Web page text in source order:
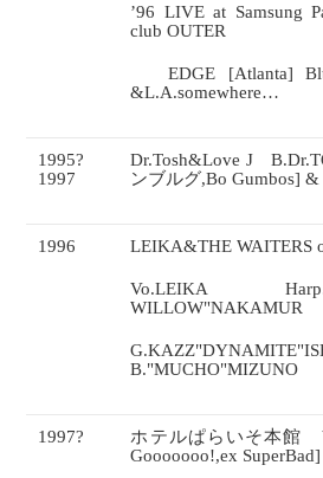
’96 LIVE at Samsung
club OUTER
EDGE [Atlanta]
&L.A.somewhere…
1995?
1997
Dr.Tosh&Love J
ンブルグ,Bo Gumbos] &
1996 LEIKA&THE WAITERS
Vo.LEIKA
WILLOW"NAKAMUR
B."MUCHO"MIZUNO
1997? ホテルぱらいそ本館
Gooooooo!,ex SuperBad]